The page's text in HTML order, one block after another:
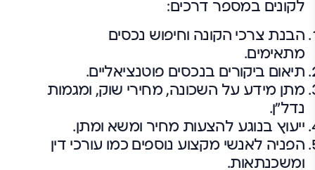
לקונים במספר דרכים:
הבנת צרכי הקונה וחיפוש נכסים
מתאימים.
תיאום ביקורים בנכסים פוטנציאליים.
מתן מידע על השכונה, מחירי שוק, ומגמות
נדל"ן.
ייעוץ בנוגע להצעות מחיר ומשא ומתן.
הפניה לאנשי מקצוע נוספים כמו עורכי דין
ומשכנתאות.